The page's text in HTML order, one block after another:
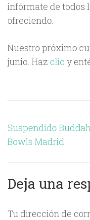
infórmate de todos
ofreciendo.
Nuestro próximo
junio. Haz clic y
Navegación
de
Suspendido
Bowls Madrid
Deja una
Tu dirección de